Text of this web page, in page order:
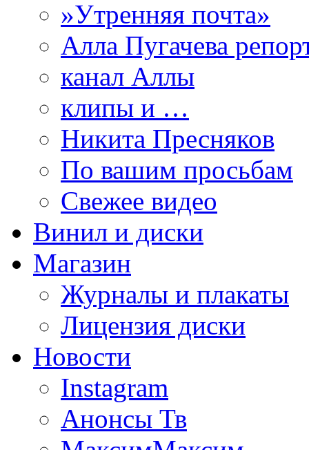
»Утренняя почта»
Алла Пугачева
канал Аллы
клипы и …
Никита Пресняков
По вашим просьбам
Свежее видео
Винил и диски
Магазин
Журналы и плакаты
Лицензия диски
Новости
Instagram
Анонсы Тв